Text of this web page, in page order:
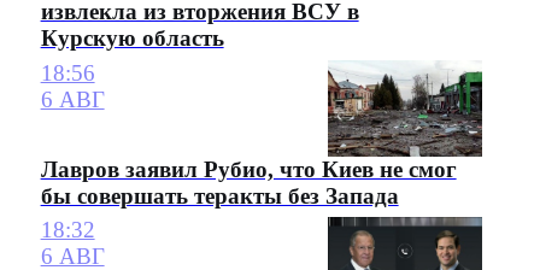
извлекла из вторжения ВСУ в
Курскую область
18:56
6 АВГ
Лавров заявил Рубио, что Киев не смог
бы совершать теракты без Запада
18:32
6 АВГ